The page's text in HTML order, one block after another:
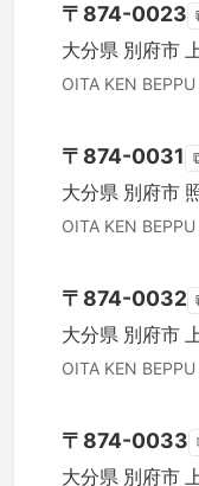
〒 874-0023
大分県 別府市
OITA KEN
〒 874-0031
大分県 別府市
OITA KEN
〒 874-0032
大分県 別府市
OITA KEN
〒 874-0033
大分県 別府市